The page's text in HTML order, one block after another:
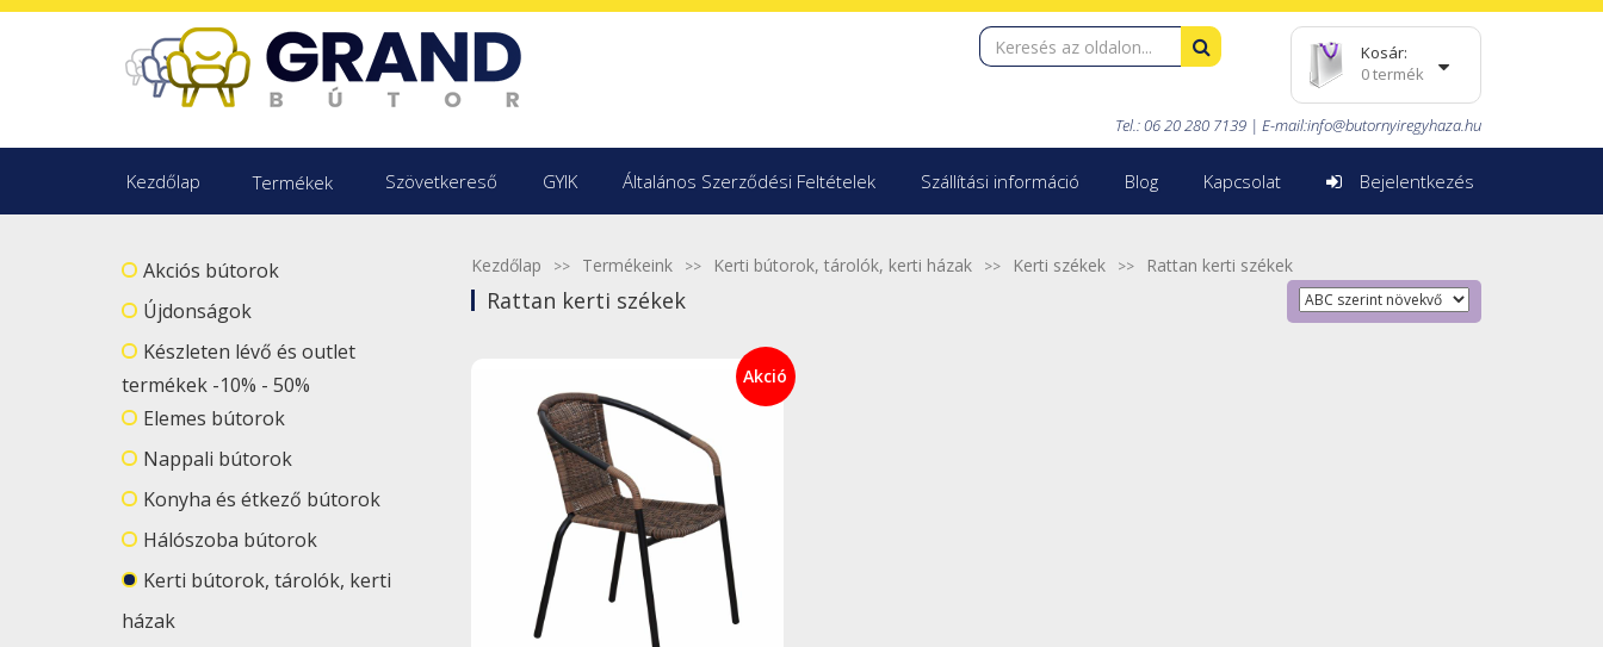
Kosár:
0 termék
Tel.: 06 20 280 7139 | E-mail:info@butornyiregyhaza.hu
Kezdőlap Termékek Szövetkereső GYIK Általános Szerződési Feltételek Szállítási információ Blog Kapcsolat Bejelentkezés
Akciós bútorok
Újdonságok
Készleten lévő és outlet
termékek -10% - 50%
Elemes bútorok
Nappali bútorok
Konyha és étkező bútorok
Hálószoba bútorok
Kerti bútorok, tárolók, kerti
házak
Kezdőlap Termékeink Kerti bútorok, tárolók, kerti házak Kerti székek Rattan kerti székek
Rattan kerti székek
Akció